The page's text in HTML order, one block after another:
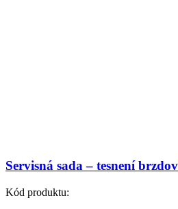
Servisná sada – tesnení
Kód produktu: